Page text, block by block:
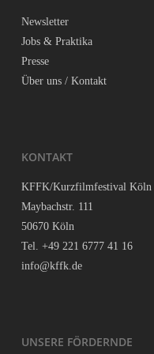
News­let­ter
Jobs & Praktika
Pres­se
Über uns / Kontakt
KON­TAKT
KFFK/Kurzfilmfestival Köln
May­bach­str. 111
50670 Köln
Tel. +49 221 6777 41 16
info@kffk.de
UNSE­RE FÖRDERNDE